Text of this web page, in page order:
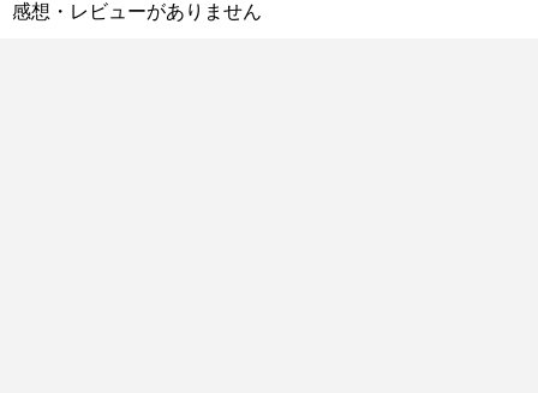
感想・レビューがありません